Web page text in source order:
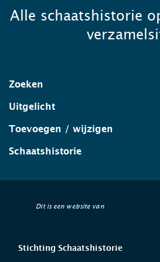
Alle schaatshistorie
Zoeken
Uitgelicht
Toevoegen / wijzigen
Schaatshistorie
Dit is een website van
Stichting Schaatshistorie